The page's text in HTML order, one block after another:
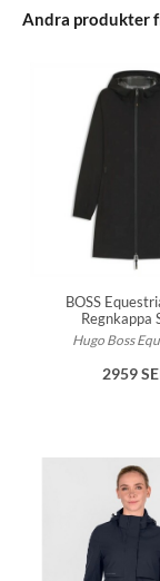
Andra produkter
BOSS
Regnkappa
Hugo Boss
2959